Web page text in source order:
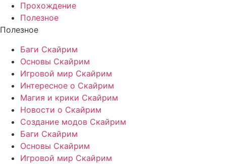
Прохождение
Полезное
Полезное
Баги Скайрим
Основы Скайрим
Игровой мир Скайрим
Интересное о Скайрим
Магия и крики Скайрим
Новости о Скайрим
Создание модов Скайрим
Баги Скайрим
Основы Скайрим
Игровой мир Скайрим